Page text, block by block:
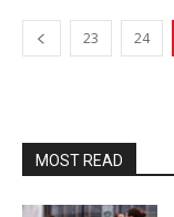
23 24
MOST READ